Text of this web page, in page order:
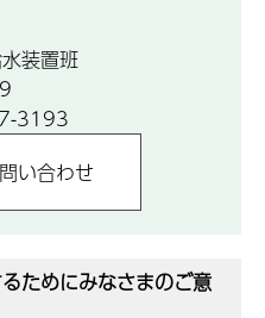
装置班
3193
ためにみなさまのご意